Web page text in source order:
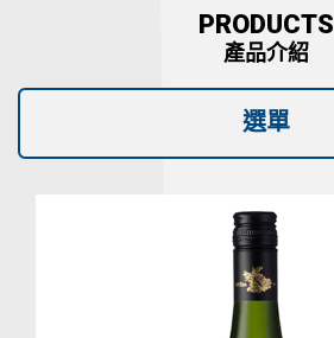
PRODUCTS
產品介紹
選單